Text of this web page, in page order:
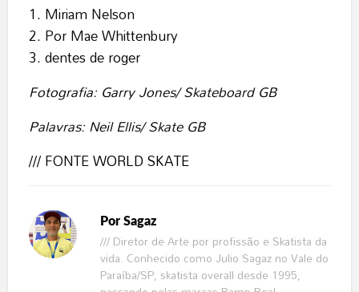
Miriam Nelson
Por Mae Whittenbury
dentes de roger
Fotografia: Garry Jones/ Skateboard GB
Palavras: Neil Ellis/ Skate GB
/// FONTEWORLD SKATE
Por Sagaz
/// Diretor de Arte por profissão e Skatista da
vida. Conhecido como Julio Sagaz no Vale do
Paraíba/SP, skatista overall desde 1995,